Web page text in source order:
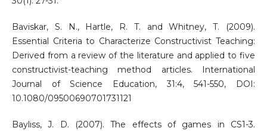
Baviskar, S. N., Hartle, R. T. and Whitney, T. (2009).
Essential Criteria to Characterize Constructivist Teaching:
Derived from a review of the literature and applied to five
constructivist-teaching method articles. International
Journal of Science Education, 31:4, 541-550, DOI:
10.1080/09500690701731121
Bayliss, J. D. (2007). The effects of games in CS1-3.